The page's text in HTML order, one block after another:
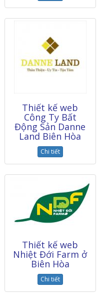
Thiết kế web
Công Ty Bất
Động Sản Danne
Land Biên Hòa
Chi tiết
Thiết kế web
Nhiệt Đới Farm ở
Biên Hòa
Chi tiết